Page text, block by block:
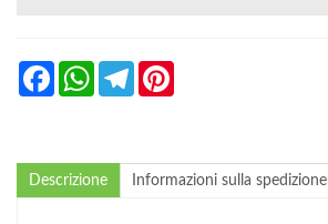
FacebookWhatsAppTelegram
Descrizione Informazioni sulla spedizione